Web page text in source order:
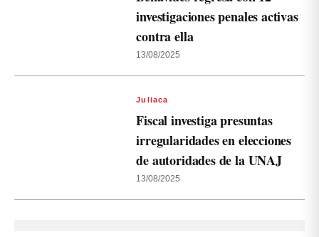
investigaciones penales activas
contra ella
13/08/2025
Juliaca
Fiscal investiga presuntas
irregularidades en elecciones
de autoridades de la UNAJ
13/08/2025